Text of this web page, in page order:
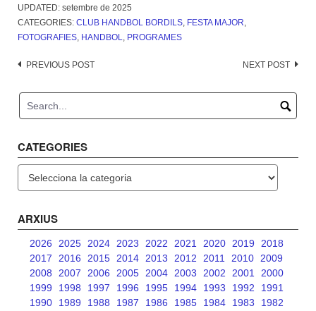
UPDATED: setembre de 2025
CATEGORIES: CLUB HANDBOL BORDILS, FESTA MAJOR,
FOTOGRAFIES, HANDBOL, PROGRAMES
Post
PREVIOUS POST NEXT POST
CATEGORIES
ARXIUS
2026 2025 2024 2023 2022 2021 2020 2019
2018
2017
2016 2015 2014 2013 2012 2011 2010
2009
2008
2007 2006 2005 2004 2003 2002 2001
2000
1999
1998 1997 1996 1995 1994 1993 1992
1991
1990
1989 1988 1987 1986 1985 1984 1983
1982